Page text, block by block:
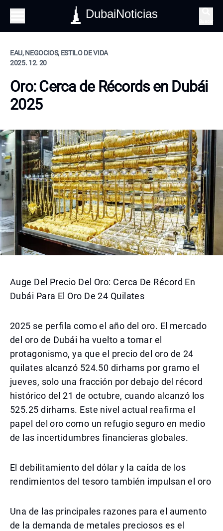
DubaiNoticias
EAU, NEGOCIOS, ESTILO DE VIDA
2025. 12. 20
Oro: Cerca de Récords en Dubái
2025
Auge Del Precio Del Oro: Cerca De Récord En
Dubái Para El Oro De 24 Quilates
2025 se perfila como el año del oro. El mercado
del oro de Dubái ha vuelto a tomar el
protagonismo, ya que el precio del oro de 24
quilates alcanzó 524.50 dirhams por gramo el
jueves, solo una fracción por debajo del récord
histórico del 21 de octubre, cuando alcanzó los
525.25 dirhams. Este nivel actual reafirma el
papel del oro como un refugio seguro en medio
de las incertidumbres financieras globales.
El debilitamiento del dólar y la caída de los
rendimientos del tesoro también impulsan el oro
Una de las principales razones para el aumento
de la demanda de metales preciosos es el